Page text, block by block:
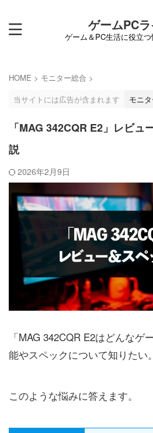
ゲームPC
ゲーム＆PC生活に役立つ
HOME > モニター総合 >
当サイトには広告が含まれます
モニ
「MAG 342CQR E2」レビュ
説
2026年2月9日
「MAG 342CQR E2はどんなゲ
能やスペックについて知りたい
このような悩みに答えます。